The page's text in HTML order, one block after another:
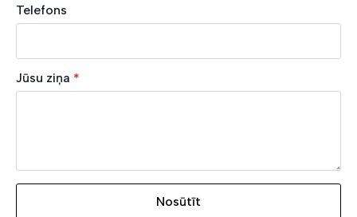
Telefons
Jūsu ziņa *
Nosūtīt